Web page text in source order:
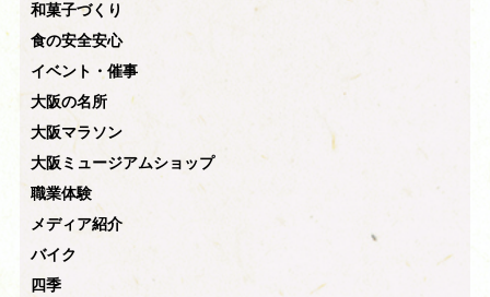
和菓子づくり
食の安全安心
イベント・催事
大阪の名所
大阪マラソン
大阪ミュージアムショップ
職業体験
メディア紹介
バイク
四季